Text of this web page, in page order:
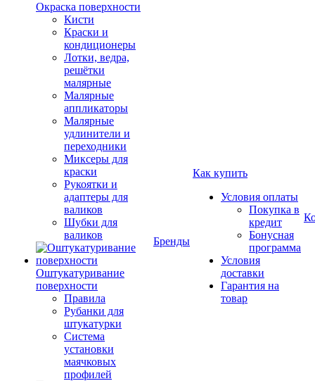
Окраска поверхности
Кисти
Краски и
кондиционеры
Лотки, ведра,
решётки
малярные
Малярные
аппликаторы
Малярные
удлинители и
переходники
Миксеры для
краски
Рукоятки и
адаптеры для
валиков
Шубки для
валиков
Оштукатуривание
поверхности
Правила
Рубанки для
штукатурки
Система
установки
маячковых
профилей
Бренды
Как купить
Условия оплаты
Покупка в
кредит
Бонусная
программа
Условия
доставки
Гарантия на
товар